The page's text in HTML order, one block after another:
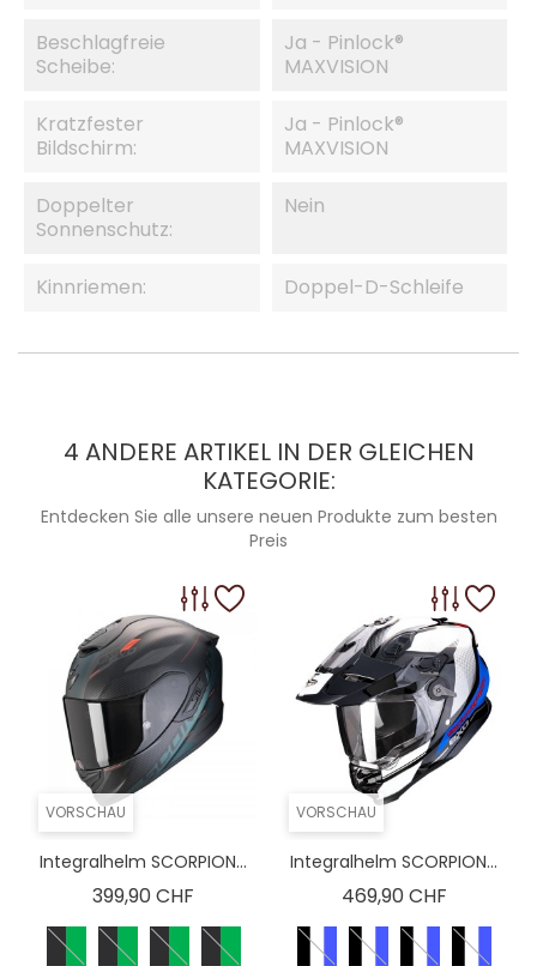
Beschlagfreie
Scheibe:
Ja - Pinlock®
MAXVISION
Kratzfester
Bildschirm:
Ja - Pinlock®
MAXVISION
Doppelter
Sonnenschutz:
Nein
Kinnriemen: Doppel-D-Schleife
4 ANDERE ARTIKEL IN DER GLEICHEN
KATEGORIE:
Entdecken Sie alle unsere neuen Produkte zum besten
Preis
VORSCHAU
Integralhelm SCORPION...
399,90 CHF
VORSCHAU
Integralhelm SCORPION...
469,90 CHFPreis